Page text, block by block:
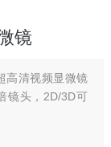
镜
高清视频显微镜
镜头，2D/3D可